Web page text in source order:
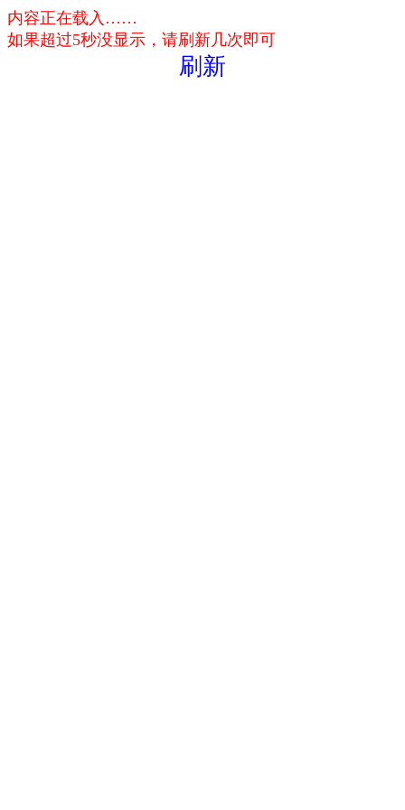
内容正在载入……
如果超过5秒没显示，请刷新几次即可
刷新